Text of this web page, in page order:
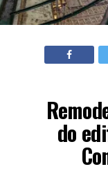
do